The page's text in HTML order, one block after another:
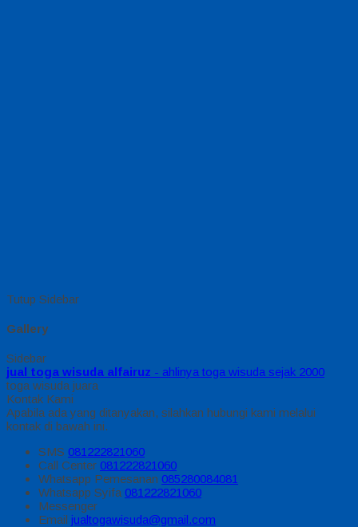
Tutup Sidebar
Gallery
Sidebar
jual toga wisuda alfairuz - ahlinya toga wisuda sejak 2000
toga wisuda juara
Kontak Kami
Apabila ada yang ditanyakan, silahkan hubungi kami melalui
kontak di bawah ini.
SMS 081222821060
Call Center 081222821060
Whatsapp Pemesanan 085280084081
Whatsapp Syifa 081222821060
Messenger
Email jualtogawisuda@gmail.com